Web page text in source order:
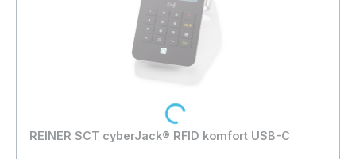
REINER SCT cyberJack® RFID komfort USB-C
Loading...